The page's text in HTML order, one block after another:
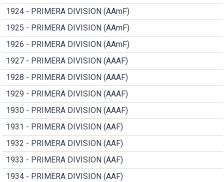
1924 - PRIMERA DIVISION (AAmF)
1925 - PRIMERA DIVISION (AAmF)
1926 - PRIMERA DIVISION (AAmF)
1927 - PRIMERA DIVISION (AAAF)
1928 - PRIMERA DIVISION (AAAF)
1929 - PRIMERA DIVISION (AAAF)
1930 - PRIMERA DIVISION (AAAF)
1931 - PRIMERA DIVISION (AAF)
1932 - PRIMERA DIVISION (AAF)
1933 - PRIMERA DIVISION (AAF)
1934 - PRIMERA DIVISION (AAF)